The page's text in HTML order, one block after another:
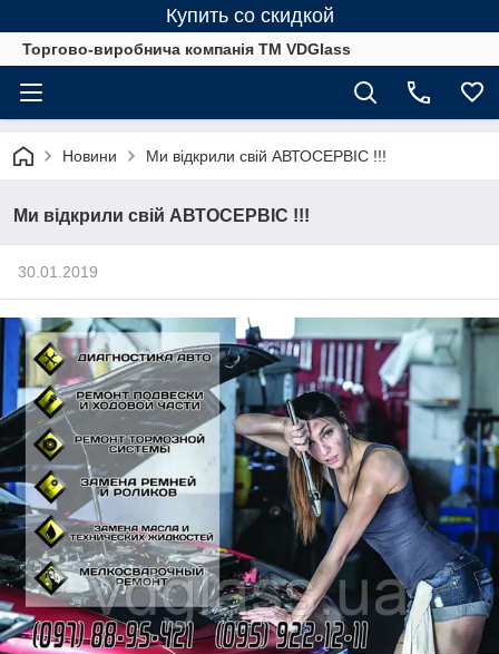
Купить со скидкой
Торгово-виробнича компанія ТМ VDGlass
Новини Ми відкрили свій АВТОСЕРВІС !!!
Ми відкрили свій АВТОСЕРВІС !!!
30.01.2019